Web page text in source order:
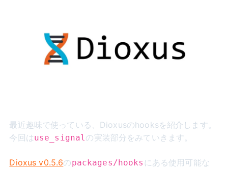
最近趣味で使っている、Dioxusのhooksを紹介します。
今回はuse_signalの実装部分をみていきます。
Dioxus v0.5.6のpackages/hooks にある使用可能な